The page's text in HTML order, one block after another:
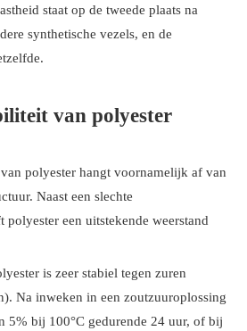
staat op de tweede plaats na
synthetische vezels, en de
van polyester
polyester hangt voornamelijk af van
Naast een slechte
polyester een uitstekende weerstand
is zeer stabiel tegen zuren
Na inweken in een zoutzuuroplossing
5% bij 100°C gedurende 24 uur, of bij